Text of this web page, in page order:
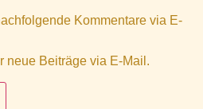
Kommentare via E-
neue Beiträge via E-Mail.